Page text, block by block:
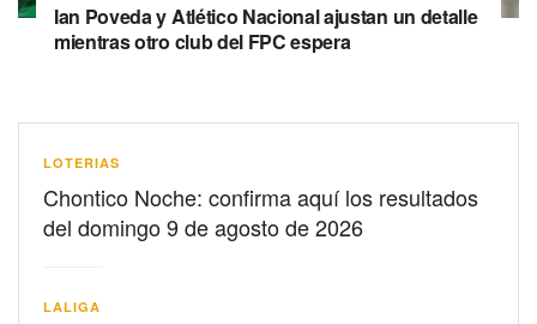
Ian Poveda y Atlético Nacional ajustan un detalle
mientras otro club del FPC espera
LOTERIAS
Chontico Noche: confirma aquí los resultados
del domingo 9 de agosto de 2026
LALIGA